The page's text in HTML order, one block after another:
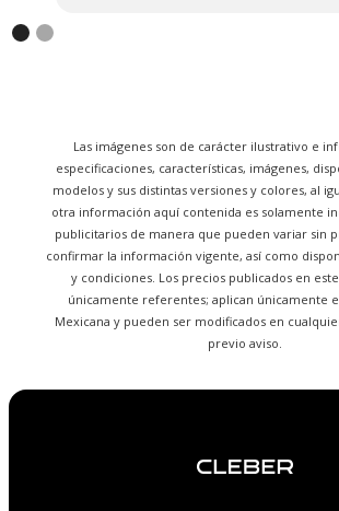
Las imágenes son de carácter ilustrativo e
especificaciones, características, imágenes,
modelos y sus distintas versiones y colores, al
otra información aquí contenida es solamente
publicitarios de manera que pueden variar sin
confirmar la información vigente, así como
y condiciones. Los precios publicados en
únicamente referentes; aplican únicamente
Mexicana y pueden ser modificados en
previo aviso.